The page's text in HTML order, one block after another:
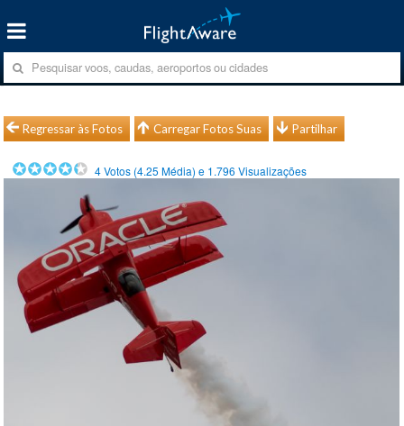
Regressar às Fotos Carregar Fotos Suas Partilhar
4Votos (4.25 Média) e 1.796 Visualizações